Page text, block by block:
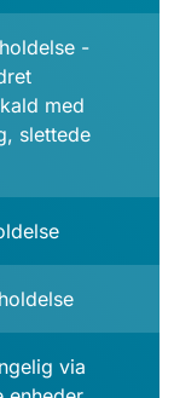
-
med
slettede
via